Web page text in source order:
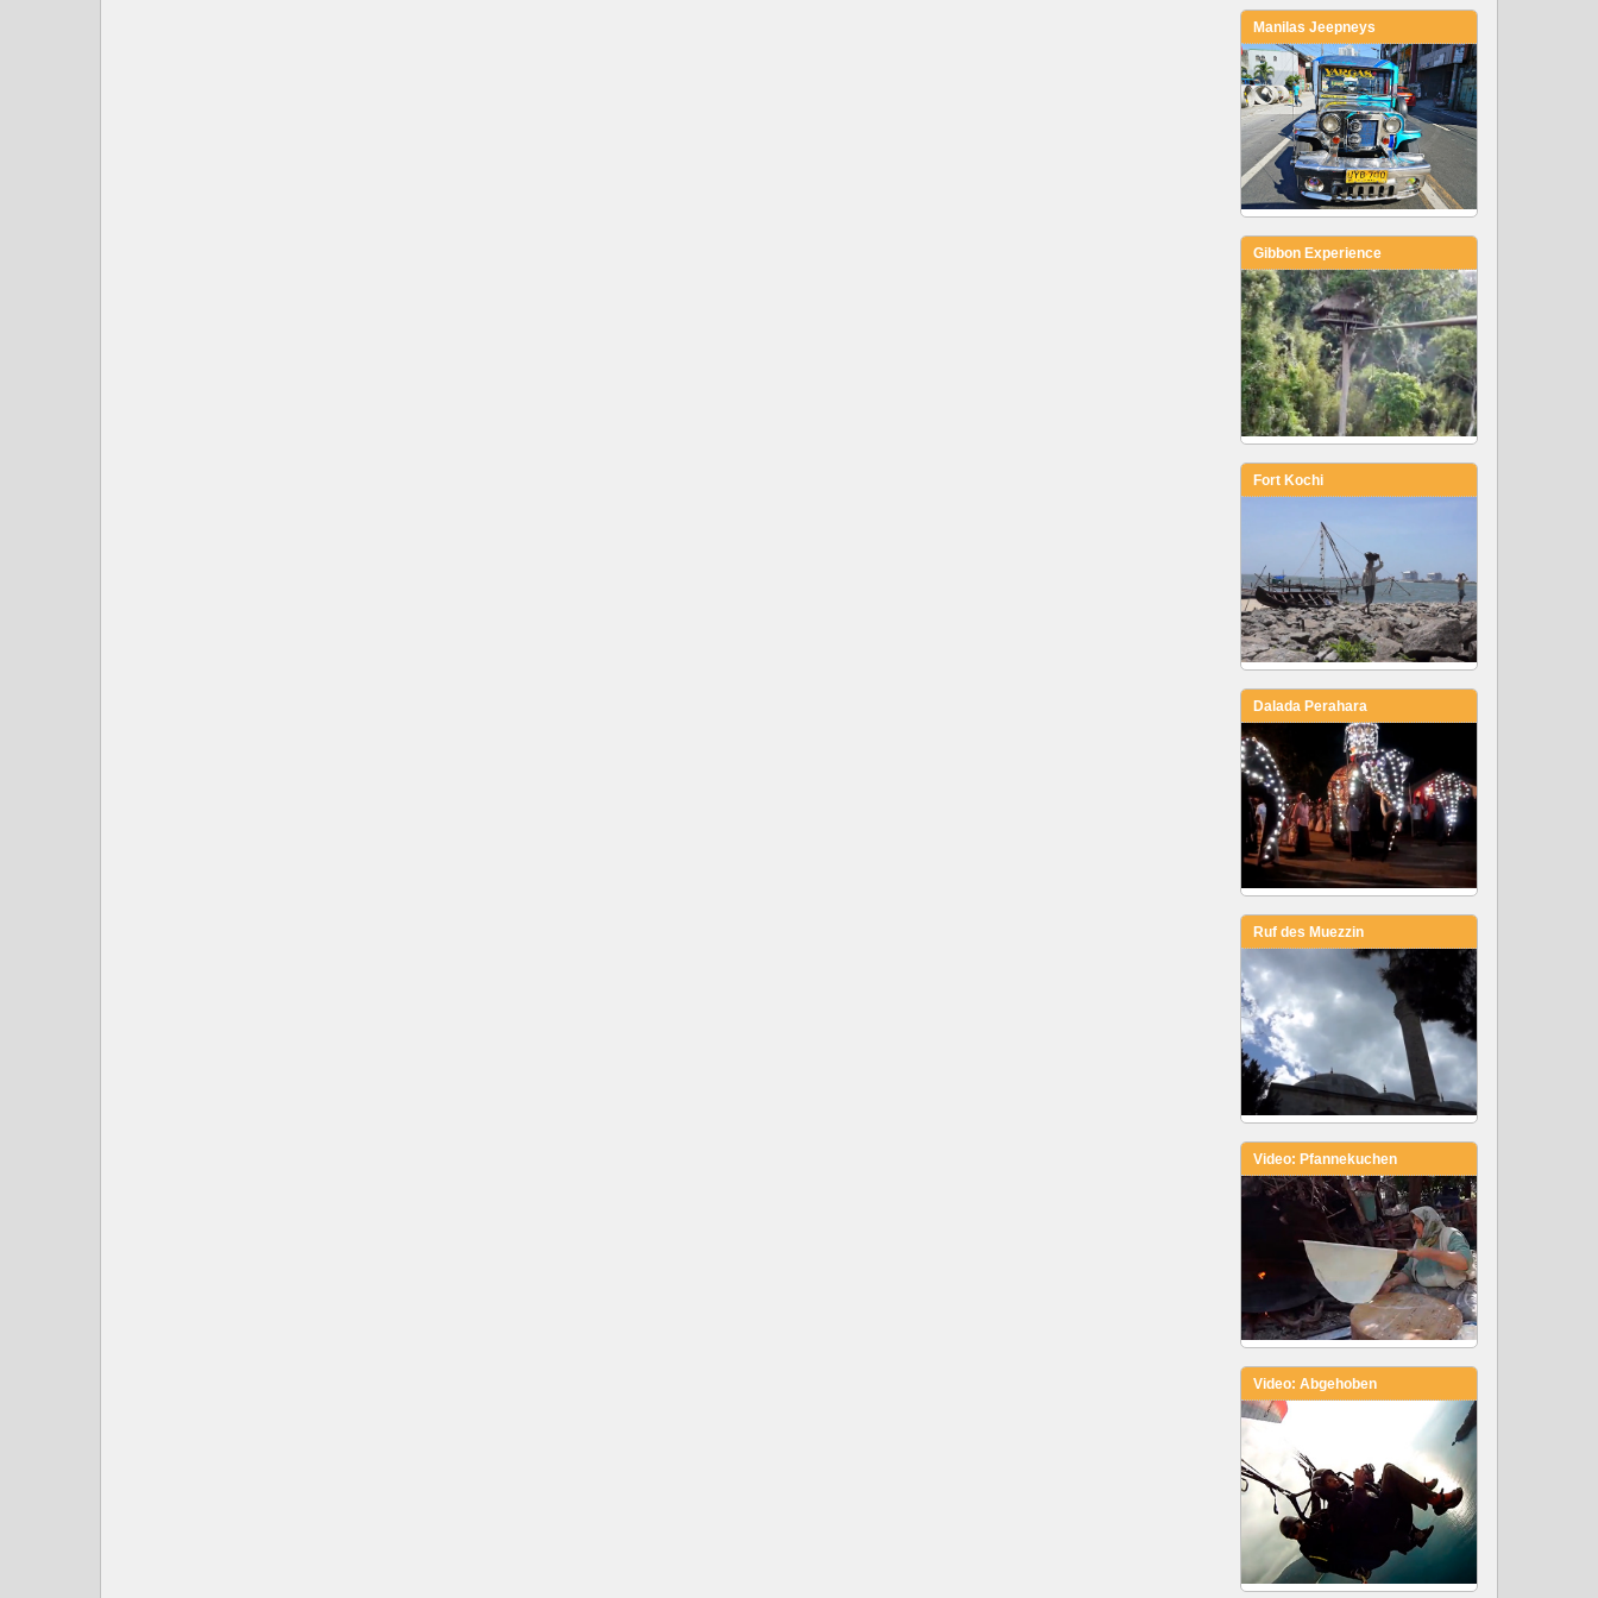
Manilas Jeepneys
Gibbon Experience
Fort Kochi
Dalada Perahara
Ruf des Muezzin
Video: Pfannekuchen
Video: Abgehoben